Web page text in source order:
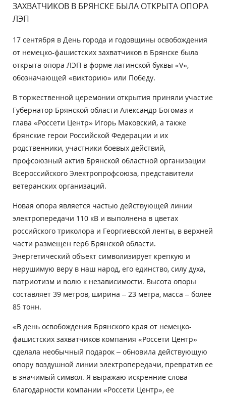
ЗАХВАТЧИКОВ В БРЯНСКЕ БЫЛА ОТКРЫТА ОПОРА
ЛЭП
17 сентября в День города и годовщины освобождения
от немецко-фашистских захватчиков в Брянске была
открыта опора ЛЭП в форме латинской буквы «V»,
обозначающей «викторию» или Победу.
В торжественной церемонии открытия приняли участие
Губернатор Брянской области Александр Богомаз и
глава «Россети Центр» Игорь Маковский, а также
брянские герои Российской Федерации и их
родственники, участники боевых действий,
профсоюзный актив Брянской областной организации
Всероссийского Электропрофсоюза, представители
ветеранских организаций.
Новая опора является частью действующей линии
электропередачи 110 кВ и выполнена в цветах
российского триколора и Георгиевской ленты, в верхней
части размещен герб Брянской области.
Энергетический объект символизирует крепкую и
нерушимую веру в наш народ, его единство, силу духа,
патриотизм и волю к независимости. Высота опоры
составляет 39 метров, ширина – 23 метра, масса – более
85 тонн.
«В день освобождения Брянского края от немецко-
фашистских захватчиков компания «Россети Центр»
сделала необычный подарок – обновила действующую
опору воздушной линии электропередачи, превратив ее
в значимый символ. Я выражаю искренние слова
благодарности компании «Россети Центр», ее